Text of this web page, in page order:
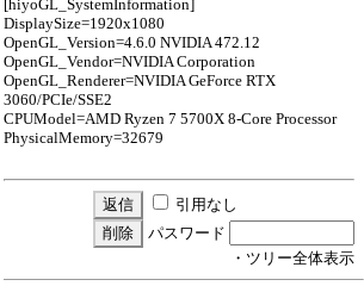
[hiyoGL_SystemInformation]
DisplaySize=1920x1080
OpenGL_Version=4.6.0 NVIDIA 472.12
OpenGL_Vendor=NVIDIA Corporation
OpenGL_Renderer=NVIDIA GeForce RTX
3060/PCIe/SSE2
CPUModel=AMD Ryzen 7 5700X 8-Core Processor
PhysicalMemory=32679
引用なし
パスワード
・ツリー全体表示